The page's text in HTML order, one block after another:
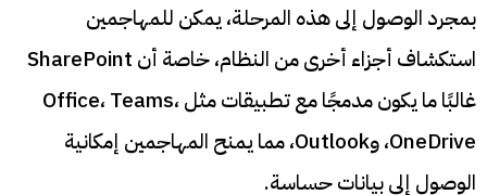
بمجرد الوصول إلى هذه المرحلة، يمكن للمهاجمين
استكشاف أجزاء أخرى من النظام، خاصة أن SharePoint
غالبًا ما يكون مدمجًا مع تطبيقات مثل Office، Teams،
OneDrive، وOutlook، مما يمنح المهاجمين إمكانية
الوصول إلى بيانات حساسة.